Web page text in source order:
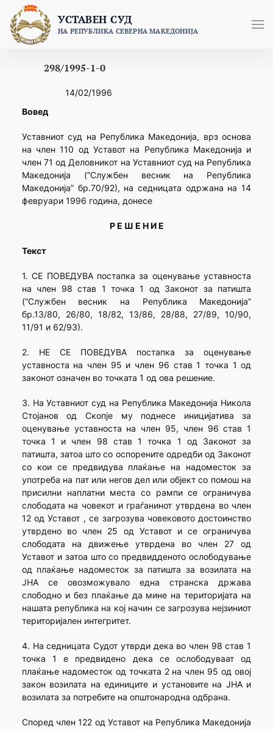
content
УСТАВЕН СУД
НА РЕПУБЛИКА СЕВЕРНА МАКЕДОНИЈА
298/1995-1-0
14/02/1996
Вовед
Уставниот суд на Република Македонија, врз основа
на член 110 од Уставот на Република Македонија и
член 71 од Деловникот на Уставниот суд на Република
Македонија (“Службен весник на Република
Македонија” бр.70/92), на седницата одржана на 14
февруари 1996 година, донесе
Р Е Ш Е Н И Е
Текст
1. СЕ ПОВЕДУВА постапка за оценување уставноста
на член 98 став 1 точка 1 од Законот за патишта
(“Службен весник на Република Македонија”
бр.13/80, 26/80, 18/82, 13/86, 28/88, 27/89, 10/90,
11/91 и 62/93).
2. НЕ СЕ ПОВЕДУВА постапка за оценување
уставноста на член 95 и член 96 став 1 точка 1 од
законот означен во точката 1 од ова решение.
3. На Уставниот суд на Република Македонија Никола
Стојанов од Скопје му поднесе иницијатива за
оценување уставноста на член 95, член 96 став 1
точка 1 и член 98 став 1 точка 1 од Законот за
патишта, затоа што со оспорените одредби од Законот
со кои се предвидува плаќање на надоместок за
употреба на пат или негов дел или објект со помош на
присилни наплатни места со рампи се ограничува
слободата на човекот и граѓанинот утврдена во член
12 од Уставот , се загрозува човековото достоинство
утврдено во член 25 од Уставот и се ограничува
слободата на движење утврдена во член 27 од
Уставот и затоа што со предвидденото ослободување
од плаќање надоместок за патишта за возилата на
ЈНА се овозможувало една странска држава
слободно и без плаќање да мине на територијата на
нашата република на кој начин се загрозува нејзиниот
територијален интегритет.
4. На седницата Судот утврди дека во член 98 став 1
точка 1 е предвидено дека се ослободуваат од
плаќање надоместок од точката 2 на член 95 од овој
закон возилата на единиците и установите на ЈНА и
возилата за потребите на општонародна одбрана.
Според член 122 од Уставот на Република Македонија